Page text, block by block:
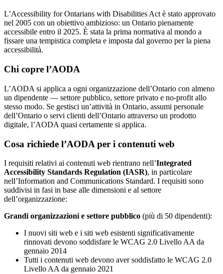
L’Accessibility for Ontarians with Disabilities Act è stato approvato
nel 2005 con un obiettivo ambizioso: un Ontario pienamente
accessibile entro il 2025. È stata la prima normativa al mondo a
fissare una tempistica completa e imposta dal governo per la piena
accessibilità.
Chi copre l’AODA
L’AODA si applica a ogni organizzazione dell’Ontario con almeno
un dipendente — settore pubblico, settore privato e no-profit allo
stesso modo. Se gestisci un’attività in Ontario, assumi personale
dell’Ontario o servi clienti dell’Ontario attraverso un prodotto
digitale, l’AODA quasi certamente si applica.
Cosa richiede l’AODA per i contenuti web
I requisiti relativi ai contenuti web rientrano nell’Integrated
Accessibility Standards Regulation (IASR), in particolare
nell’Information and Communications Standard. I requisiti sono
suddivisi in fasi in base alle dimensioni e al settore
dell’organizzazione:
Grandi organizzazioni e settore pubblico (più di 50 dipendenti):
I nuovi siti web e i siti web esistenti significativamente
rinnovati devono soddisfare le WCAG 2.0 Livello AA da
gennaio 2014
Tutti i contenuti web devono aver soddisfatto le WCAG 2.0
Livello AA da gennaio 2021